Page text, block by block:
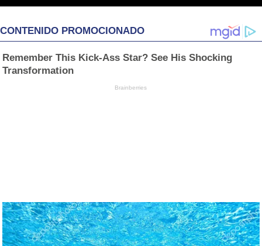
CONTENIDO PROMOCIONADO
Remember This Kick-Ass Star? See His Shocking
Transformation
Brainberries